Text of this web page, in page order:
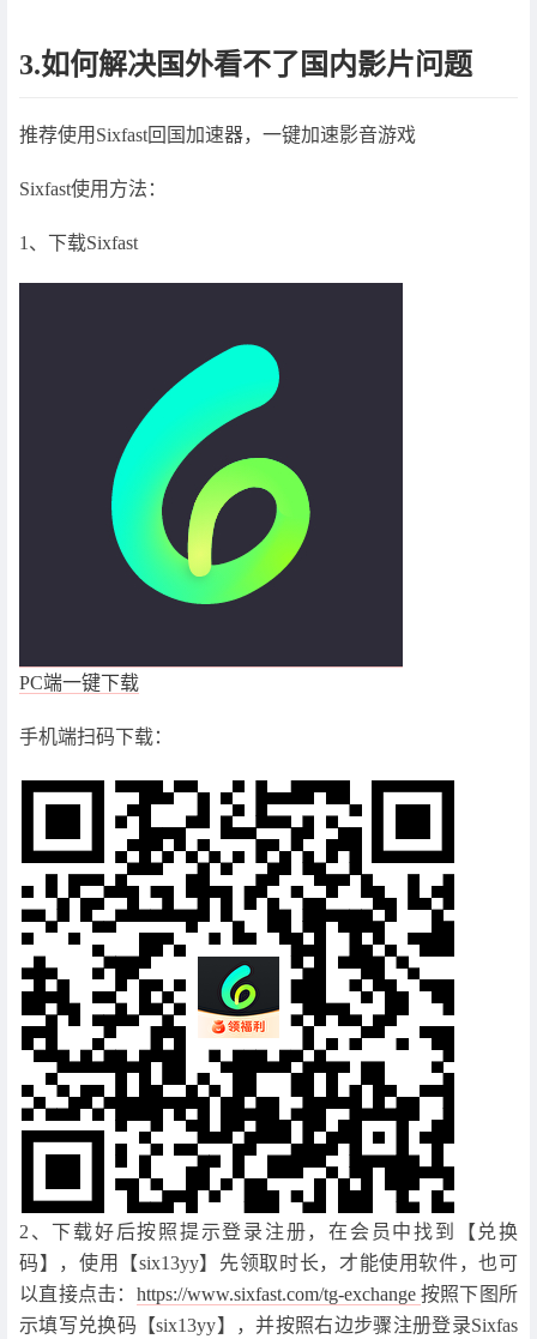
3.如何解决国外看不了国内影片问题
推荐使用Sixfast回国加速器，一键加速影音游戏
Sixfast使用方法：
1、下载Sixfast
PC端一键下载
手机端扫码下载：
2、下载好后按照提示登录注册，在会员中找到【兑换
码】，使用【six13yy】先领取时长，才能使用软件，也可
以直接点击： https://www.sixfast.com/tg-exchange 按照下图所
示填写兑换码【six13yy】，并按照右边步骤注册登录Sixfas